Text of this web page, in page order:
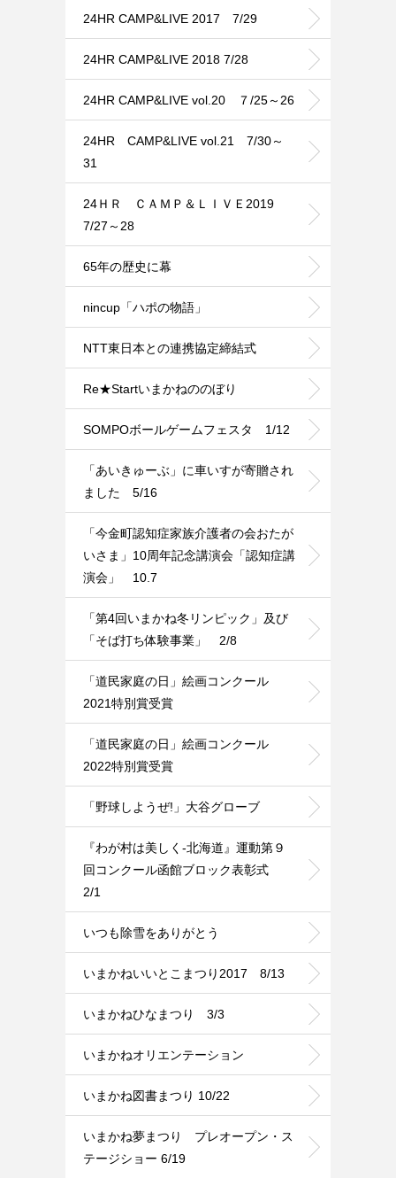
24HR CAMP&LIVE 2017 7/29
24HR CAMP&LIVE 2018 7/28
24HR CAMP&LIVE vol.20 ７/25～26
24HR CAMP&LIVE vol.21 7/30～
31
24ＨＲ ＣＡＭＰ＆ＬＩＶＥ2019
7/27～28
65年の歴史に幕
nincup「ハポの物語」
NTT東日本との連携協定締結式
Re★Startいまかねののぼり
SOMPOボールゲームフェスタ 1/12
「あいきゅーぶ」に車いすが寄贈され
ました 5/16
「今金町認知症家族介護者の会おたが
いさま」10周年記念講演会「認知症講
演会」 10.7
「第4回いまかね冬リンピック」及び
「そば打ち体験事業」 2/8
「道民家庭の日」絵画コンクール
2021特別賞受賞
「道民家庭の日」絵画コンクール
2022特別賞受賞
「野球しようぜ!」大谷グローブ
『わが村は美しく-北海道』運動第９
回コンクール函館ブロック表彰式
2/1
いつも除雪をありがとう
いまかねいいとこまつり2017 8/13
いまかねひなまつり 3/3
いまかねオリエンテーション
いまかね図書まつり 10/22
いまかね夢まつり プレオープン・ス
テージショー 6/19